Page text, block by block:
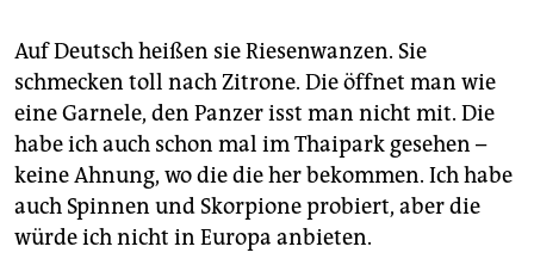
Auf Deutsch heißen sie Riesenwanzen. Sie
schmecken toll nach Zitrone. Die öffnet man wie
eine Garnele, den Panzer isst man nicht mit. Die
habe ich auch schon mal im Thaipark gesehen –
keine Ahnung, wo die die her bekommen. Ich habe
auch Spinnen und Skorpione probiert, aber die
würde ich nicht in Europa anbieten.